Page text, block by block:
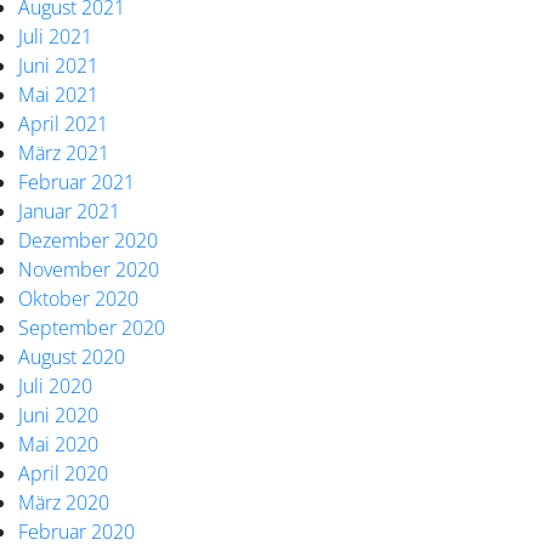
August 2021
Juli 2021
Juni 2021
Mai 2021
April 2021
März 2021
Februar 2021
Januar 2021
Dezember 2020
November 2020
Oktober 2020
September 2020
August 2020
Juli 2020
Juni 2020
Mai 2020
April 2020
März 2020
Februar 2020